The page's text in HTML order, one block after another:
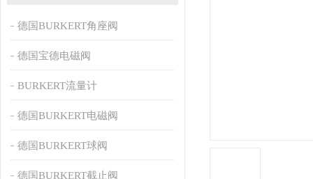
德国BURKERT角座阀
德国宝德电磁阀
BURKERT流量计
德国BURKERT电磁阀
德国BURKERT球阀
德国BURKERT截止阀